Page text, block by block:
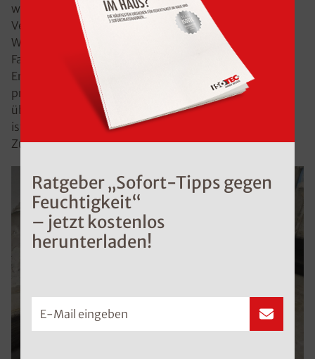
wieder bedenkenlos als Lagerraum nutzen sonstige
Verwendungen ohne Einschränkungen genießen. Die
Werterhaltung des Hauses ist gesichert, und die
Familie zeigte sich überaus zufrieden mit dem
Ergebnis. Der ISOTEC-Fachbetrieb hat mit seiner
professionellen Arbeit und dem umfassenden Service
überzeugt. Die erfolgreiche Sanierung in Mindelheim
ist ein weiteres Beispiel für die hohe Qualität und
Zuverlässigkeit der ISOTEC-Lösungen.
Ratgeber „Sofort-Tipps gegen
Feuchtigkeit“
– jetzt kostenlos
herunterladen!